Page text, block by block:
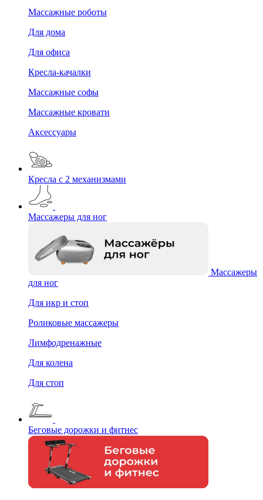
Массажные роботы
Для дома
Для офиса
Кресла-качалки
Массажные софы
Массажные кровати
Аксессуары
Кресла с 2 механизмами
Массажеры для ног
Массажеры
для ног
Для икр и стоп
Роликовые массажеры
Лимфодренажные
Для колена
Для стоп
Беговые дорожки и фитнес